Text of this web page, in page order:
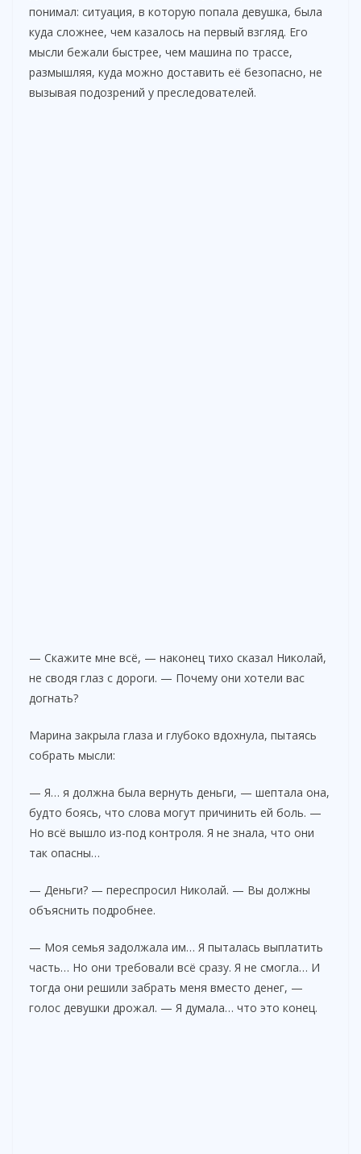
понимал: ситуация, в которую попала девушка, была
куда сложнее, чем казалось на первый взгляд. Его
мысли бежали быстрее, чем машина по трассе,
размышляя, куда можно доставить её безопасно, не
вызывая подозрений у преследователей.
— Скажите мне всё, — наконец тихо сказал Николай,
не сводя глаз с дороги. — Почему они хотели вас
догнать?
Марина закрыла глаза и глубоко вдохнула, пытаясь
собрать мысли:
— Я… я должна была вернуть деньги, — шептала она,
будто боясь, что слова могут причинить ей боль. —
Но всё вышло из-под контроля. Я не знала, что они
так опасны…
— Деньги? — переспросил Николай. — Вы должны
объяснить подробнее.
— Моя семья задолжала им… Я пыталась выплатить
часть… Но они требовали всё сразу. Я не смогла… И
тогда они решили забрать меня вместо денег, —
голос девушки дрожал. — Я думала… что это конец.